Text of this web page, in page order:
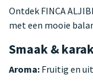
Ontdek FINCA
met een mooie
Smaak &
Aroma: Fruitig en